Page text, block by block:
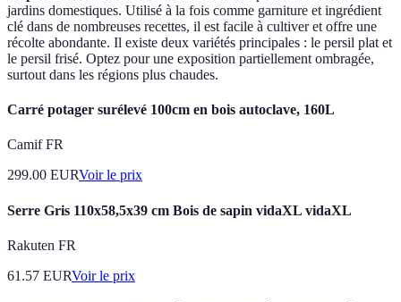
jardins domestiques. Utilisé à la fois comme garniture et ingrédient
clé dans de nombreuses recettes, il est facile à cultiver et offre une
récolte abondante. Il existe deux variétés principales : le persil plat et
le persil frisé. Optez pour une exposition partiellement ombragée,
surtout dans les régions plus chaudes.
Carré potager surélevé 100cm en bois autoclave, 160L
Camif FR
299.00 EURVoir le prix
Serre Gris 110x58,5x39 cm Bois de sapin vidaXL vidaXL
Rakuten FR
61.57 EURVoir le prix